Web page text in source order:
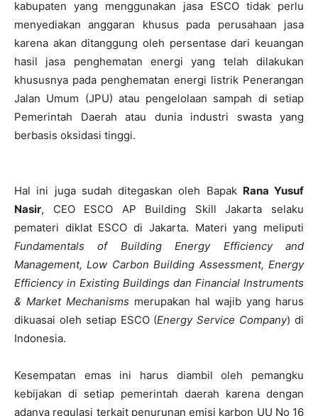
kabupaten yang menggunakan jasa ESCO tidak perlu
menyediakan anggaran khusus pada perusahaan jasa
karena akan ditanggung oleh persentase dari keuangan
hasil jasa penghematan energi yang telah dilakukan
khususnya pada penghematan energi listrik Penerangan
Jalan Umum (JPU) atau pengelolaan sampah di setiap
Pemerintah Daerah atau dunia industri swasta yang
berbasis oksidasi tinggi.
Hal ini juga sudah ditegaskan oleh Bapak Rana Yusuf
Nasir, CEO ESCO AP Building Skill Jakarta selaku
pemateri diklat ESCO di Jakarta. Materi yang meliputi
Fundamentals of Building Energy Efficiency and
Management, Low Carbon Building Assessment, Energy
Efficiency in Existing Buildings dan Financial Instruments
& Market Mechanisms merupakan hal wajib yang harus
dikuasai oleh setiap ESCO (Energy Service Company) di
Indonesia.
Kesempatan emas ini harus diambil oleh pemangku
kebijakan di setiap pemerintah daerah karena dengan
adanya regulasi terkait penurunan emisi karbon UU No 16